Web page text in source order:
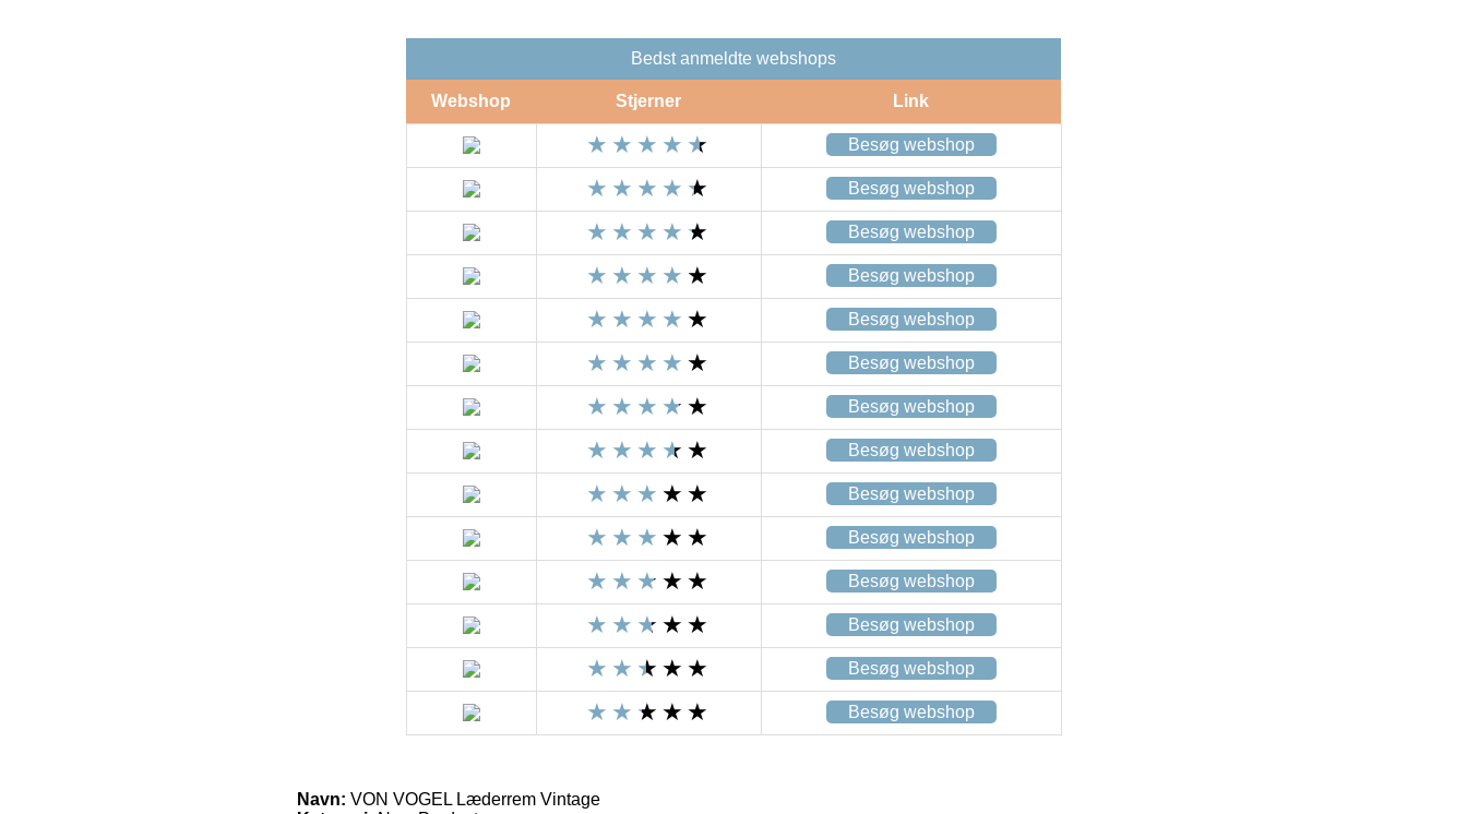
Bedst anmeldte webshops
Webshop Stjerner Link
Besøg webshop
Besøg webshop
Besøg webshop
Besøg webshop
Besøg webshop
Besøg webshop
Besøg webshop
Besøg webshop
Besøg webshop
Besøg webshop
Besøg webshop
Besøg webshop
Besøg webshop
Besøg webshop
Navn: VON VOGEL Læderrem Vintage